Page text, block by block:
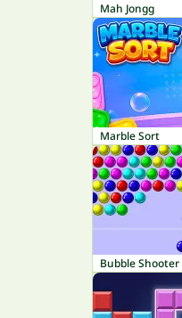
Mah Jongg
Marble Sort
Bubble Shooter